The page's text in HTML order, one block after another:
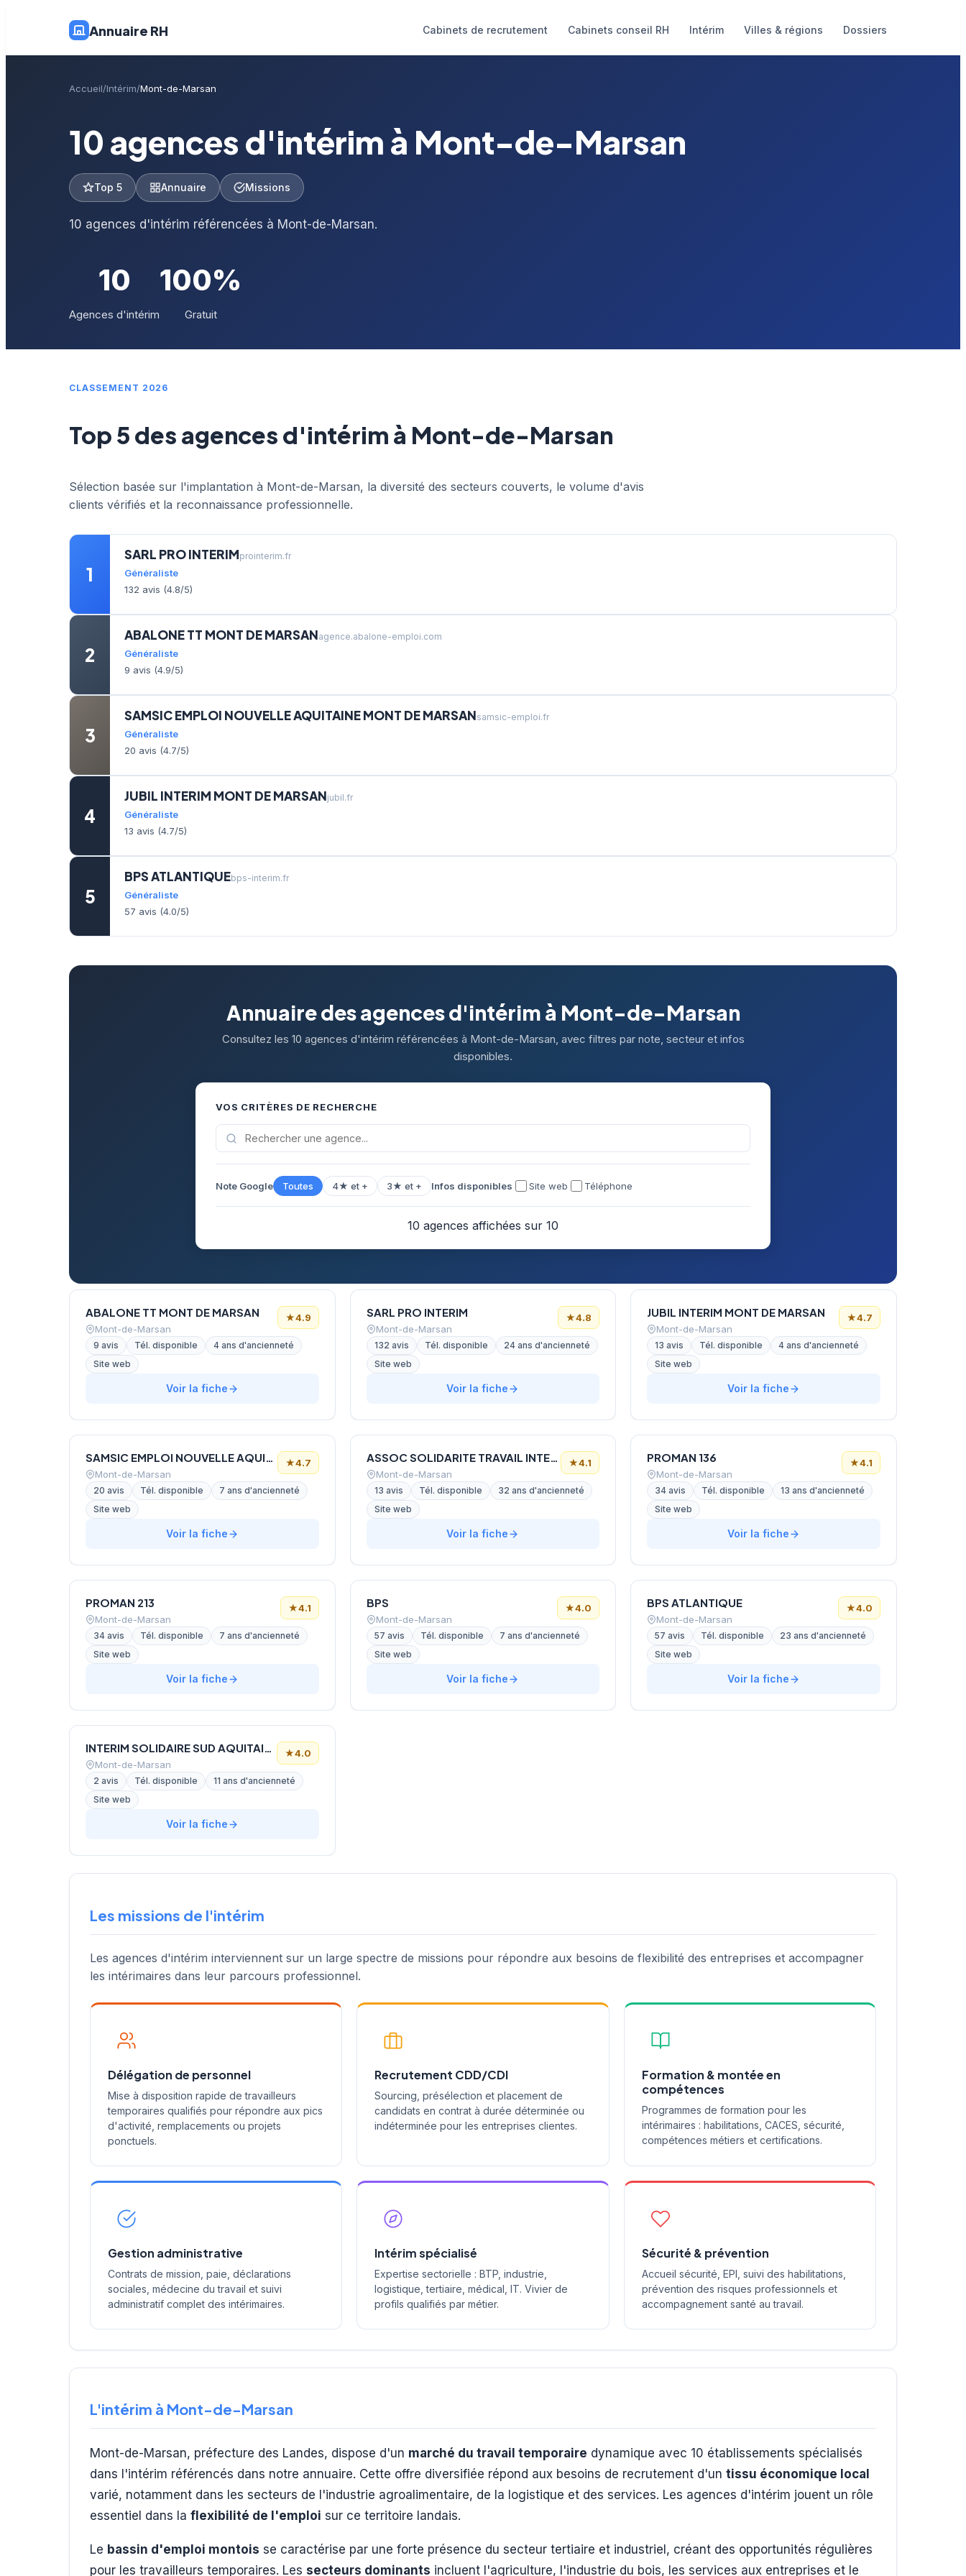
Annuaire RH Cabinets de recrutement Cabinets conseil RH Intérim Villes & régions Dossiers
Accueil Intérim Mont-de-Marsan
10 agences d'intérim à Mont-de-Marsan
Top 5 Annuaire Missions
10 agences d'intérim référencées à Mont-de-Marsan.
10
Agences d'intérim
100%
Gratuit
CLASSEMENT 2026
Top 5 des agences d'intérim à Mont-de-Marsan
Sélection basée sur l'implantation à Mont-de-Marsan, la diversité des secteurs couverts, le volume d'avis
clients vérifiés et la reconnaissance professionnelle.
1
SARL PRO INTERIMprointerim.fr
Généraliste
132 avis (4.8/5)
2
ABALONE TT MONT DE MARSANagence.abalone-emploi.com
Généraliste
9 avis (4.9/5)
3
SAMSIC EMPLOI NOUVELLE AQUITAINE MONT DE MARSANsamsic-emploi.fr
Généraliste
20 avis (4.7/5)
4
JUBIL INTERIM MONT DE MARSANjubil.fr
Généraliste
13 avis (4.7/5)
5
BPS ATLANTIQUEbps-interim.fr
Généraliste
57 avis (4.0/5)
Annuaire des agences d'intérim à Mont-de-Marsan
Consultez les 10 agences d'intérim référencées à Mont-de-Marsan, avec filtres par note, secteur et infos
disponibles.
VOS CRITÈRES DE RECHERCHE
Note Google Toutes 4★ et + 3★ et + Infos disponibles Site web Téléphone
10 agences affichées sur 10
ABALONE TT MONT DE MARSAN
Mont-de-Marsan
★4.9
9 avis Tél. disponible
4 ans d'ancienneté
Site web
Voir la fiche
SARL PRO INTERIM
Mont-de-Marsan
★4.8
132 avis Tél. disponible
24 ans d'ancienneté
Site web
Voir la fiche
JUBIL INTERIM MONT DE MARSAN
Mont-de-Marsan
★4.7
13 avis Tél. disponible
4 ans d'ancienneté
Site web
Voir la fiche
SAMSIC EMPLOI NOUVELLE AQUITAINE MONT DE MARSAN
Mont-de-Marsan
★4.7
20 avis Tél. disponible
7 ans d'ancienneté
Site web
Voir la fiche
ASSOC SOLIDARITE TRAVAIL INTERIM INSERTI
Mont-de-Marsan
★4.1
13 avis Tél. disponible
32 ans d'ancienneté
Site web
Voir la fiche
PROMAN 136
Mont-de-Marsan
★4.1
34 avis Tél. disponible
13 ans d'ancienneté
Site web
Voir la fiche
PROMAN 213
Mont-de-Marsan
★4.1
34 avis Tél. disponible
7 ans d'ancienneté
Site web
Voir la fiche
BPS
Mont-de-Marsan
★4.0
57 avis Tél. disponible
7 ans d'ancienneté
Site web
Voir la fiche
BPS ATLANTIQUE
Mont-de-Marsan
★4.0
57 avis Tél. disponible
23 ans d'ancienneté
Site web
Voir la fiche
INTERIM SOLIDAIRE SUD AQUITAINE
Mont-de-Marsan
★4.0
2 avis Tél. disponible
11 ans d'ancienneté
Site web
Voir la fiche
Les missions de l'intérim
Les agences d'intérim interviennent sur un large spectre de missions pour répondre aux besoins de flexibilité des entreprises et accompagner
les intérimaires dans leur parcours professionnel.
Délégation de personnel
Mise à disposition rapide de travailleurs
temporaires qualifiés pour répondre aux pics
d'activité, remplacements ou projets
ponctuels.
Recrutement CDD/CDI
Sourcing, présélection et placement de
candidats en contrat à durée déterminée ou
indéterminée pour les entreprises clientes.
Formation & montée en
compétences
Programmes de formation pour les
intérimaires : habilitations, CACES, sécurité,
compétences métiers et certifications.
Gestion administrative
Contrats de mission, paie, déclarations
sociales, médecine du travail et suivi
administratif complet des intérimaires.
Intérim spécialisé
Expertise sectorielle : BTP, industrie,
logistique, tertiaire, médical, IT. Vivier de
profils qualifiés par métier.
Sécurité & prévention
Accueil sécurité, EPI, suivi des habilitations,
prévention des risques professionnels et
accompagnement santé au travail.
L'intérim à Mont-de-Marsan
Mont-de-Marsan, préfecture des Landes, dispose d'un marché du travail temporaire dynamique avec 10 établissements spécialisés
dans l'intérim référencés dans notre annuaire. Cette offre diversifiée répond aux besoins de recrutement d'un tissu économique local
varié, notamment dans les secteurs de l'industrie agroalimentaire, de la logistique et des services. Les agences d'intérim jouent un rôle
essentiel dans la flexibilité de l'emploi sur ce territoire landais.
Le bassin d'emploi montois se caractérise par une forte présence du secteur tertiaire et industriel, créant des opportunités régulières
pour les travailleurs temporaires. Les secteurs dominants incluent l'agriculture, l'industrie du bois, les services aux entreprises et le